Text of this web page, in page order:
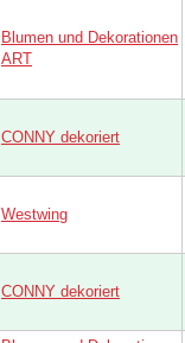
Blumen und Dekorationen
ART
CONNY dekoriert
Westwing
CONNY dekoriert